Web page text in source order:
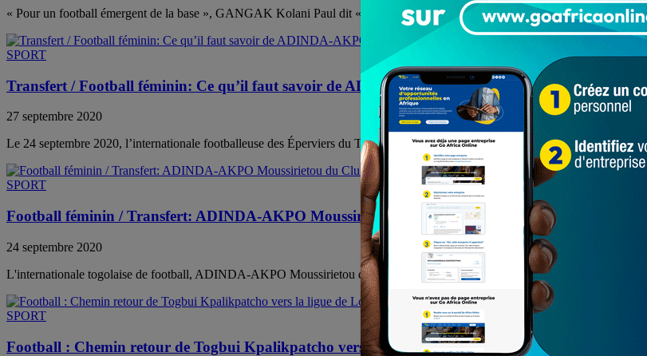
« Pour un football émergent de la base », GANGAK Kolani Paul dit «JÉRICHO», se propose au poste de Président...
SPORT
Transfert / Football féminin: Ce qu’il faut savoir de ADINDA-AKPO Moussiriétou
27 septembre 2020
Le 24 septembre 2020, l’internationale footballeuse des Éperviers du Togo, ADINDA-AKPO Moussiriétou signait son premier
SPORT
Football féminin / Transfert: ADINDA-AKPO Moussirietou du Club Amis du Monde du Togo,
24 septembre 2020
L'internationale togolaise de football, ADINDA-AKPO Moussirietou de l'Académie Amis du Monde vient de signer un contrat
SPORT
Football : Chemin retour de Togbui Kpalikpatcho vers la ligue de Lomé